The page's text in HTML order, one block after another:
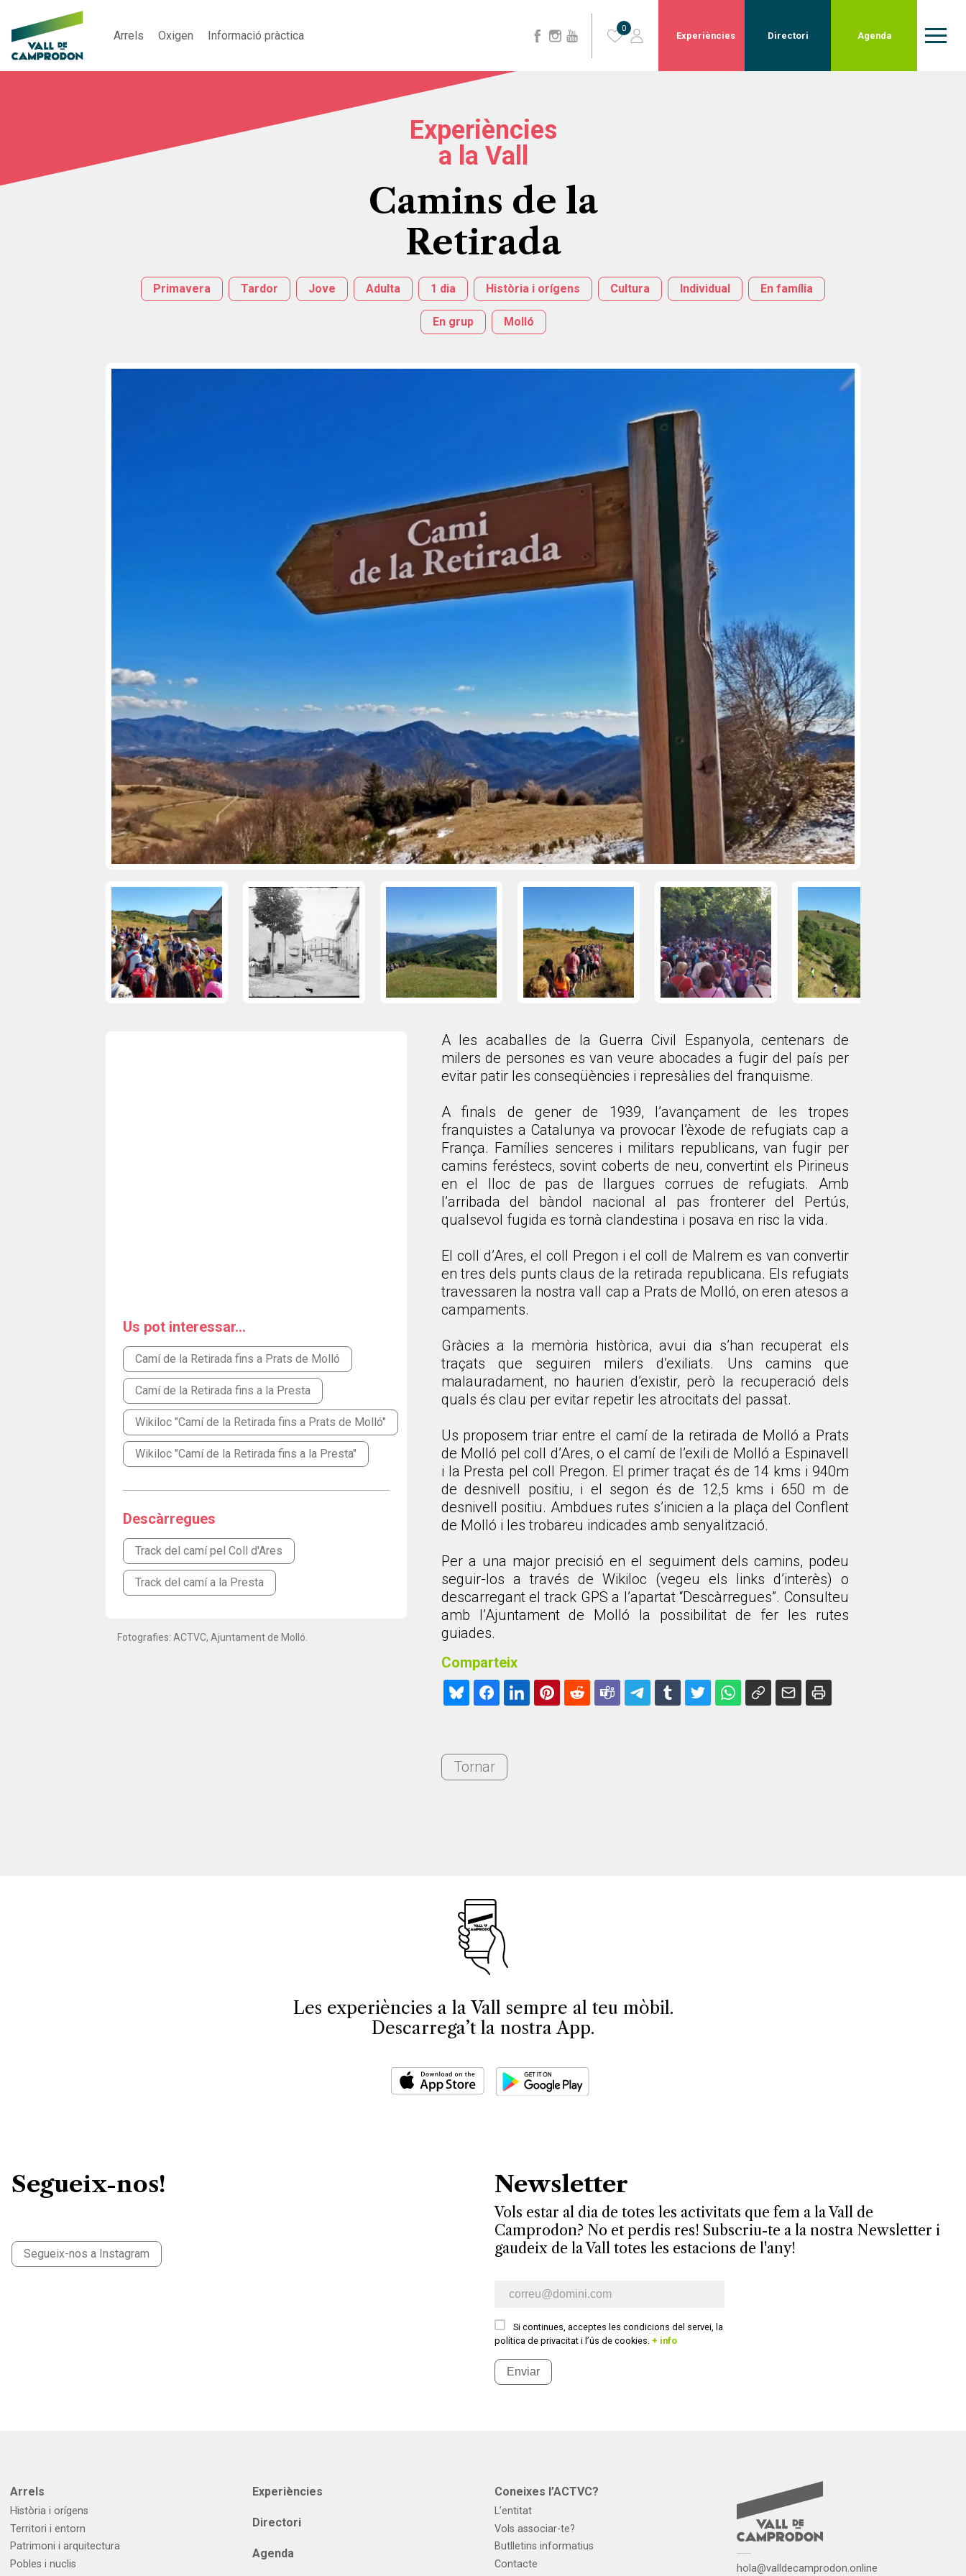
Arrels Oxigen Informació pràctica
0
Experiències Directori Agenda
Experiències
a la Vall
Camins de la
Retirada
Primavera Tardor Jove Adulta 1 dia Història i orígens Cultura Individual En família
En grup Molló
Us pot interessar...
Camí de la Retirada fins a Prats de Molló
Camí de la Retirada fins a la Presta
Wikiloc "Camí de la Retirada fins a Prats de Molló"
Wikiloc "Camí de la Retirada fins a la Presta"
Descàrregues
Track del camí pel Coll d'Ares
Track del camí a la Presta
Fotografies: ACTVC, Ajuntament de Molló.
A les acaballes de la Guerra Civil Espanyola, centenars de
milers de persones es van veure abocades a fugir del país per
evitar patir les conseqüències i represàlies del franquisme.
A finals de gener de 1939, l’avançament de les tropes
franquistes a Catalunya va provocar l’èxode de refugiats cap a
França. Famílies senceres i militars republicans, van fugir per
camins feréstecs, sovint coberts de neu, convertint els Pirineus
en el lloc de pas de llargues corrues de refugiats. Amb
l’arribada del bàndol nacional al pas fronterer del Pertús,
qualsevol fugida es tornà clandestina i posava en risc la vida.
El coll d’Ares, el coll Pregon i el coll de Malrem es van convertir
en tres dels punts claus de la retirada republicana. Els refugiats
travessaren la nostra vall cap a Prats de Molló, on eren atesos a
campaments.
Gràcies a la memòria històrica, avui dia s’han recuperat els
traçats que seguiren milers d’exiliats. Uns camins que
malauradament, no haurien d’existir, però la recuperació dels
quals és clau per evitar repetir les atrocitats del passat.
Us proposem triar entre el camí de la retirada de Molló a Prats
de Molló pel coll d’Ares, o el camí de l’exili de Molló a Espinavell
i la Presta pel coll Pregon. El primer traçat és de 14 kms i 940m
de desnivell positiu, i el segon és de 12,5 kms i 650 m de
desnivell positiu. Ambdues rutes s’inicien a la plaça del Conflent
de Molló i les trobareu indicades amb senyalització.
Per a una major precisió en el seguiment dels camins, podeu
seguir-los a través de Wikiloc (vegeu els links d’interès) o
descarregant el track GPS a l’apartat “Descàrregues”. Consulteu
amb l’Ajuntament de Molló la possibilitat de fer les rutes
guiades.
Comparteix
Tornar
Les experiències a la Vall sempre al teu mòbil.
Descarrega’t la nostra App.
Segueix-nos!
Segueix-nos a Instagram
Newsletter
Vols estar al dia de totes les activitats que fem a la Vall de
Camprodon? No et perdis res! Subscriu-te a la nostra Newsletter i
gaudeix de la Vall totes les estacions de l'any!
E-mail newsletter
Si continues, acceptes les condicions del servei, la
política de privacitat i l’ús de cookies. + info
Enviar
hola@valldecamprodon.online
Arrels
Història i orígens
Territori i entorn
Patrimoni i arquitectura
Pobles i nuclis
Experiències
Directori
Agenda
Coneixes l’ACTVC?
L’entitat
Vols associar-te?
Butlletins informatius
Contacte